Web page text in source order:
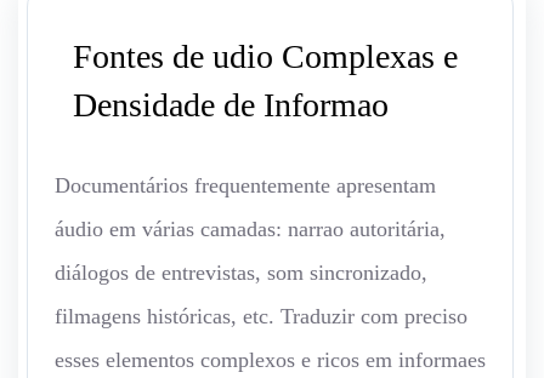
Fontes de udio Complexas e
Densidade de Informao
Documentários frequentemente apresentam
áudio em várias camadas: narrao autoritária,
diálogos de entrevistas, som sincronizado,
filmagens históricas, etc. Traduzir com preciso
esses elementos complexos e ricos em informaes